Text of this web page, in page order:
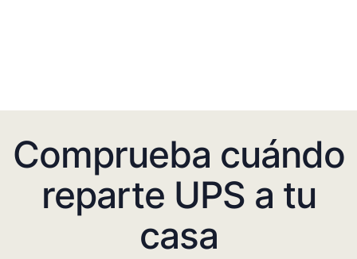
Comprueba cuándo
reparte UPS a tu
casa